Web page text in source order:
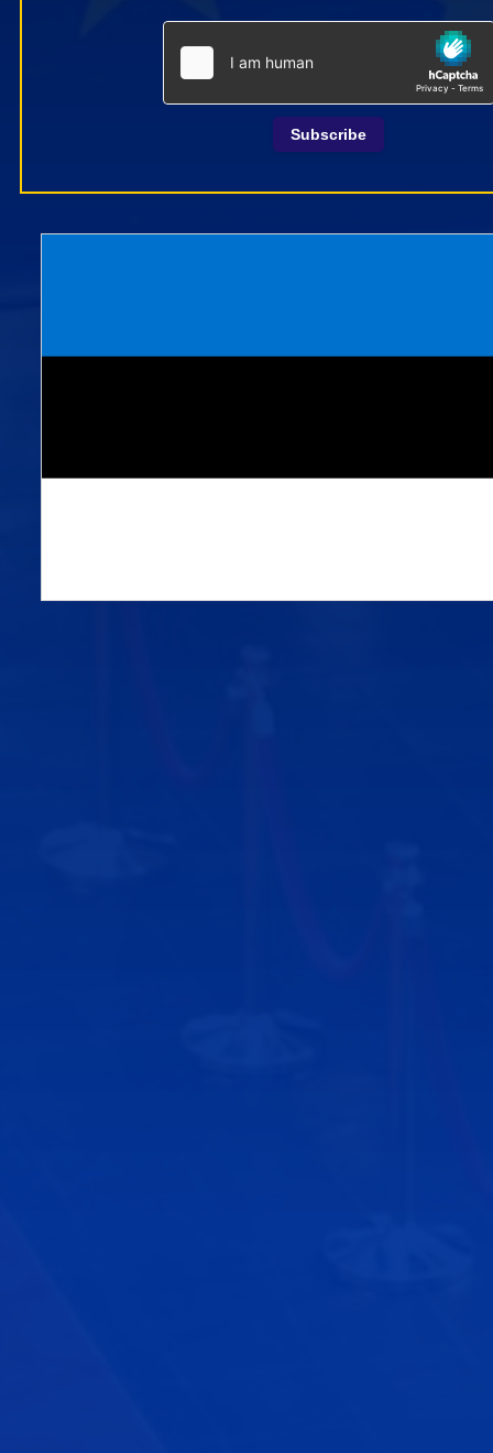
Subscribe